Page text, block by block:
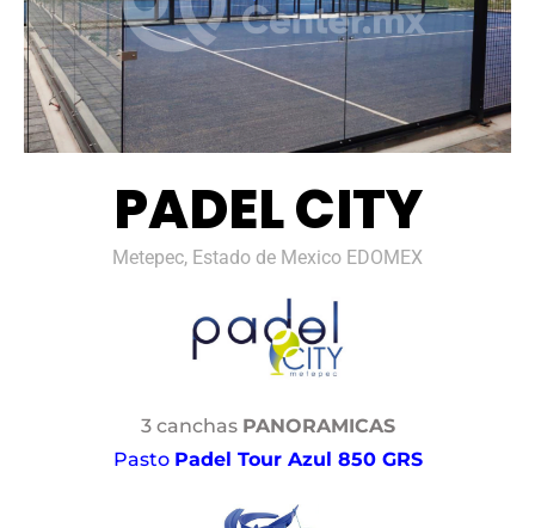
PADEL CITY
Metepec, Estado de Mexico EDOMEX
3 canchas PANORAMICAS
Pasto Padel Tour Azul 850 GRS